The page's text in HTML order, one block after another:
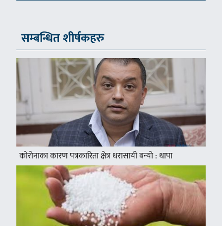
सम्बन्धित शीर्षकहरु
कोरोनाका कारण पत्रकारिता क्षेत्र धरासायी बन्यो : थापा